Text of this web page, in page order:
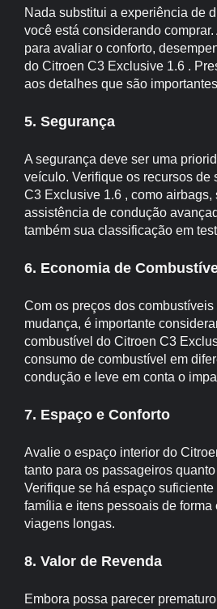
Nada substitui a experiência de
você está considerando
para avaliar o conforto,
do Citroen C3 Exclusive 1.6 .
aos detalhes que são
5. Segurança
A segurança deve ser uma
veículo. Verifique os recursos de
C3 Exclusive 1.6 , como airbags,
assistência de condução
também sua classificação em
6. Economia de
Com os preços dos combustíveis
mudança, é importante
combustível do Citroen C3
consumo de combustível em
condução e leve em conta o
7. Espaço e Conforto
Avalie o espaço interior do
tanto para os passageiros
Verifique se há espaço
família e itens pessoais de forma
viagens longas.
8. Valor de Revenda
Embora possa parecer